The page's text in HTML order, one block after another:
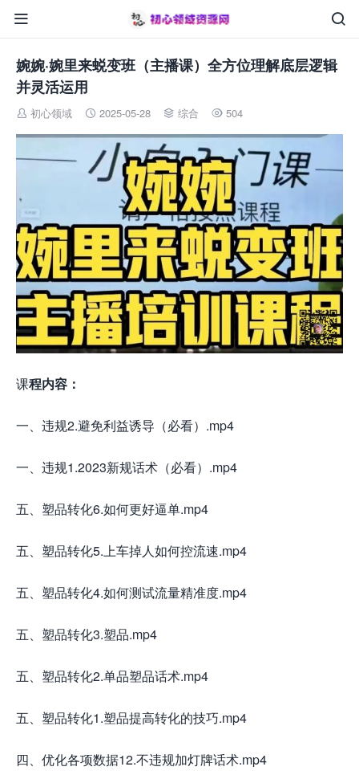


婉婉·婉里来蜕变班（主播课）全方位理解底层逻辑
并灵活运用
 初心领域  2025-05-28  综合  504
课程内容：
一、违规2.避免利益诱导（必看）.mp4
一、违规1.2023新规话术（必看）.mp4
五、塑品转化6.如何更好逼单.mp4
五、塑品转化5.上车掉人如何控流速.mp4
五、塑品转化4.如何测试流量精准度.mp4
五、塑品转化3.塑品.mp4
五、塑品转化2.单品塑品话术.mp4
五、塑品转化1.塑品提高转化的技巧.mp4
四、优化各项数据12.不违规加灯牌话术.mp4